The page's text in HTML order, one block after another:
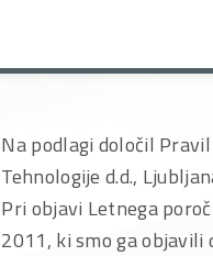
Na podlagi določil
Tehnologije d.d.,
Pri objavi Letnega
2011, ki smo ga objavili